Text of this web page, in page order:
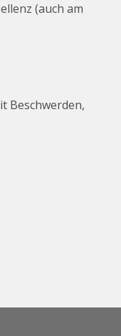
(auch am
Beschwerden,